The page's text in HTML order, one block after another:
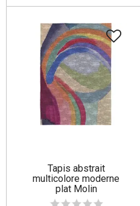
Tapis abstrait
multicolore moderne
plat Molin